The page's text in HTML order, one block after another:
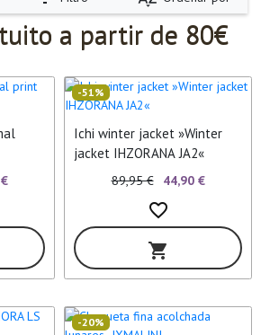
a partir de 80€
Ichi winter jacket »Winter
jacket IHZORANA JA2«
-51%
89,95 € 44,90 €
favorite_border
shopping_cart
-20%